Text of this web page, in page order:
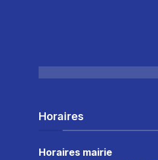
Horaires
Horaires mairie